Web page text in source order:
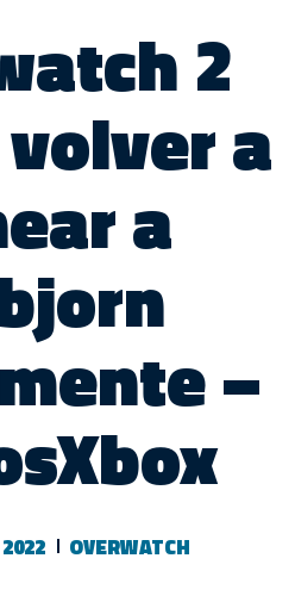
2
a
a
–
OVERWATCH